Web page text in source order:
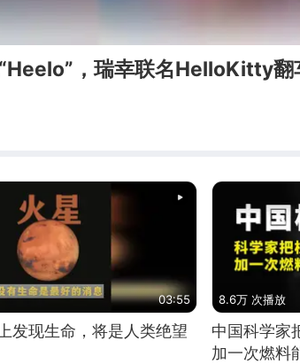
，瑞幸联名HelloKitty翻
03:55
发现生命，将是人类绝望
8.6万 次播放
中国科学家
加一次燃料